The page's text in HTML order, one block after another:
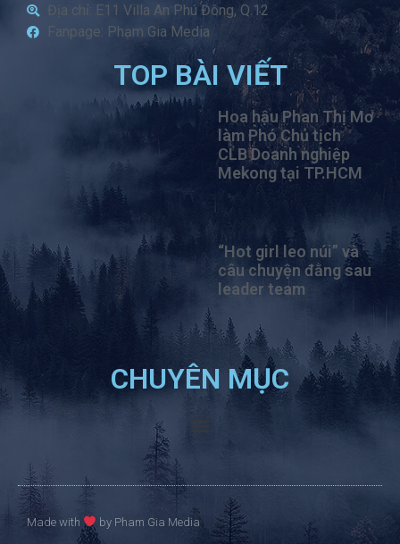
Địa chỉ: E11 Villa An Phú Đông, Q.12
Fanpage: Phạm Gia Media
TOP BÀI VIẾT
Hoa hậu Phan Thị Mơ
làm Phó Chủ tịch
CLB Doanh nghiệp
Mekong tại TP.HCM
“Hot girl leo núi” và
câu chuyện đằng sau
leader team
CHUYÊN MỤC
Made with by Pham Gia Media​​